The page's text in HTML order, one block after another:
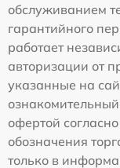
обслуживанием
гарантийного
работает
авторизации от
указанные на
офертой
обозначения
только в